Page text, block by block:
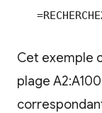
Cet exemple
plage